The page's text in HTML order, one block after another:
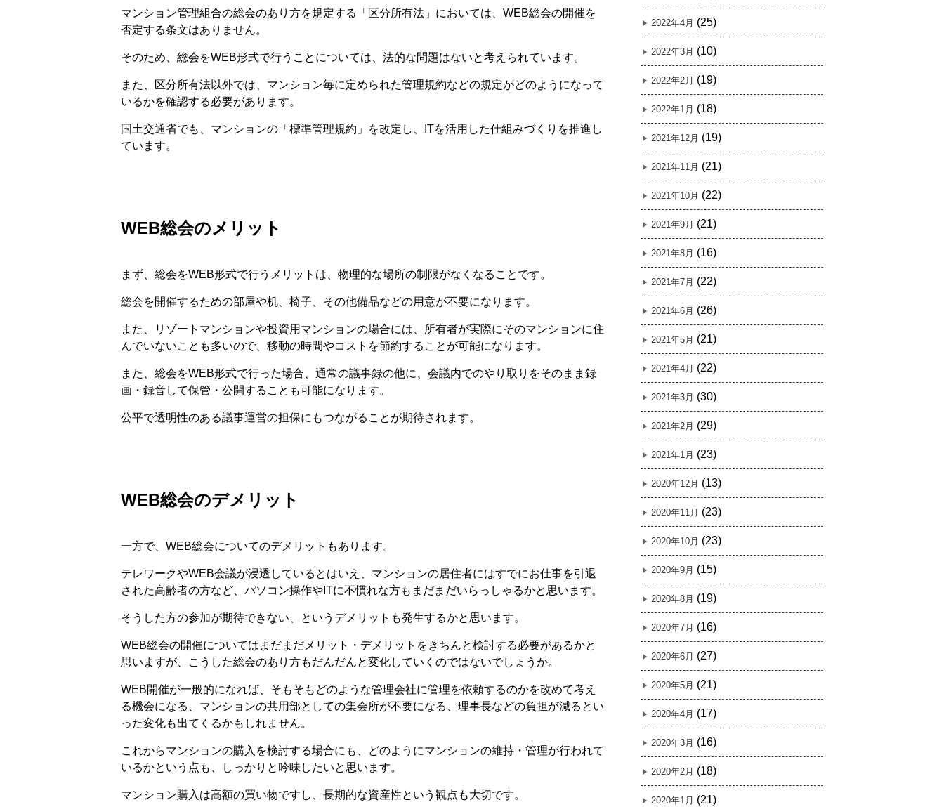
マンション管理組合の総会のあり方を規定する「区分所有法」においては、WEB総会の開催を
否定する条文はありません。
そのため、総会をWEB形式で行うことについては、法的な問題はないと考えられています。
また、区分所有法以外では、マンション毎に定められた管理規約などの規定がどのようになって
いるかを確認する必要があります。
国土交通省でも、マンションの「標準管理規約」を改定し、ITを活用した仕組みづくりを推進し
ています。
WEB総会のメリット
まず、総会をWEB形式で行うメリットは、物理的な場所の制限がなくなることです。
総会を開催するための部屋や机、椅子、その他備品などの用意が不要になります。
また、リゾートマンションや投資用マンションの場合には、所有者が実際にそのマンションに住
んでいないことも多いので、移動の時間やコストを節約することが可能になります。
また、総会をWEB形式で行った場合、通常の議事録の他に、会議内でのやり取りをそのまま録
画・録音して保管・公開することも可能になります。
公平で透明性のある議事運営の担保にもつながることが期待されます。
WEB総会のデメリット
一方で、WEB総会についてのデメリットもあります。
テレワークやWEB会議が浸透しているとはいえ、マンションの居住者にはすでにお仕事を引退
された高齢者の方など、パソコン操作やITに不慣れな方もまだまだいらっしゃるかと思います。
そうした方の参加が期待できない、というデメリットも発生するかと思います。
WEB総会の開催についてはまだまだメリット・デメリットをきちんと検討する必要があるかと
思いますが、こうした総会のあり方もだんだんと変化していくのではないでしょうか。
WEB開催が一般的になれば、そもそもどのような管理会社に管理を依頼するのかを改めて考え
る機会になる、マンションの共用部としての集会所が不要になる、理事長などの負担が減るとい
った変化も出てくるかもしれません。
これからマンションの購入を検討する場合にも、どのようにマンションの維持・管理が行われて
いるかという点も、しっかりと吟味したいと思います。
マンション購入は高額の買い物ですし、長期的な資産性という観点も大切です。
2022年4月 (25)
2022年3月 (10)
2022年2月 (19)
2022年1月 (18)
2021年12月 (19)
2021年11月 (21)
2021年10月 (22)
2021年9月 (21)
2021年8月 (16)
2021年7月 (22)
2021年6月 (26)
2021年5月 (21)
2021年4月 (22)
2021年3月 (30)
2021年2月 (29)
2021年1月 (23)
2020年12月 (13)
2020年11月 (23)
2020年10月 (23)
2020年9月 (15)
2020年8月 (19)
2020年7月 (16)
2020年6月 (27)
2020年5月 (21)
2020年4月 (17)
2020年3月 (16)
2020年2月 (18)
2020年1月 (21)